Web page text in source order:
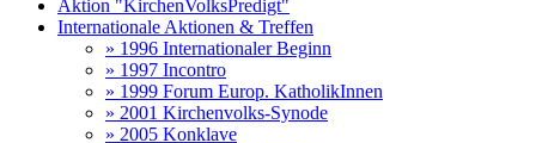
Aktion "KirchenVolksPredigt"
Internationale Aktionen & Treffen
» 1996 Internationaler Beginn
» 1997 Incontro
» 1999 Forum Europ. KatholikInnen
» 2001 Kirchenvolks-Synode
» 2005 Konklave